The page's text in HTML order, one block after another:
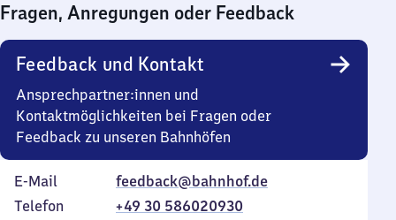
0
Uhr
Fragen, Anregungen oder Feedback
Feedback und Kontakt
Ansprechpartner:innen und
Kontaktmöglichkeiten bei Fragen oder
Feedback zu unseren Bahnhöfen
E-Mail
feedback@bahnhof.de
Telefon
+49 30 586020930